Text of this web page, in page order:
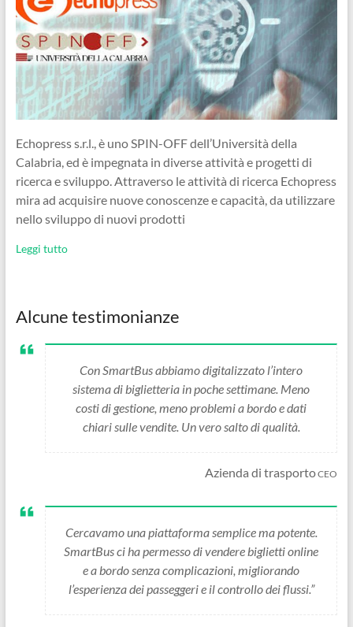
Echopress s.r.l., è uno SPIN-OFF dell’Università della
Calabria, ed è impegnata in diverse attività e progetti di
ricerca e sviluppo. Attraverso le attività di ricerca Echopress
mira ad acquisire nuove conoscenze e capacità, da utilizzare
nello sviluppo di nuovi prodotti
Leggi tutto
Alcune testimonianze
Con SmartBus abbiamo digitalizzato l’intero
sistema di biglietteria in poche settimane. Meno
costi di gestione, meno problemi a bordo e dati
chiari sulle vendite. Un vero salto di qualità.
Azienda di trasportoCEO
Cercavamo una piattaforma semplice ma potente.
SmartBus ci ha permesso di vendere biglietti online
e a bordo senza complicazioni, migliorando
l’esperienza dei passeggeri e il controllo dei flussi.”